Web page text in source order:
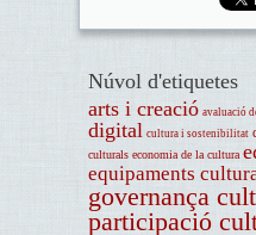
Núvol d'etiquetes
arts i creació avaluació
digital cultura i sostenibilitat
culturals economia de la cultura
equipaments
governança
participació